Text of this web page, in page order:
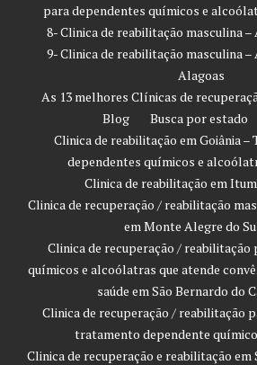
para dependentes químicos e
8- Clinica de reabilitação masculina –
9- Clinica de reabilitação masculina –
Alagoas
As 13 melhores Clínicas de
Blog
Busca por estado
Clinica de reabilitação em Goiânia
dependentes químicos e
Clinica de reabilitação em
Clinica de recuperação / reabilitação
em Monte Alegre do
Clinica de recuperação / reabilitação
químicos e alcoólatras que atende
saúde em São Bernardo do
Clinica de recuperação / reabilitação
tratamento dependente
Clinica de recuperação e reabilitação em